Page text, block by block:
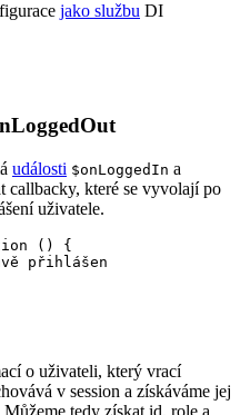
jako službu DI
události $onLoggedIn a
callbacky, které se vyvolají po
uživatele.
() {
o uživateli, který vrací
v session a získáváme jej
Můžeme tedy získat id, role a